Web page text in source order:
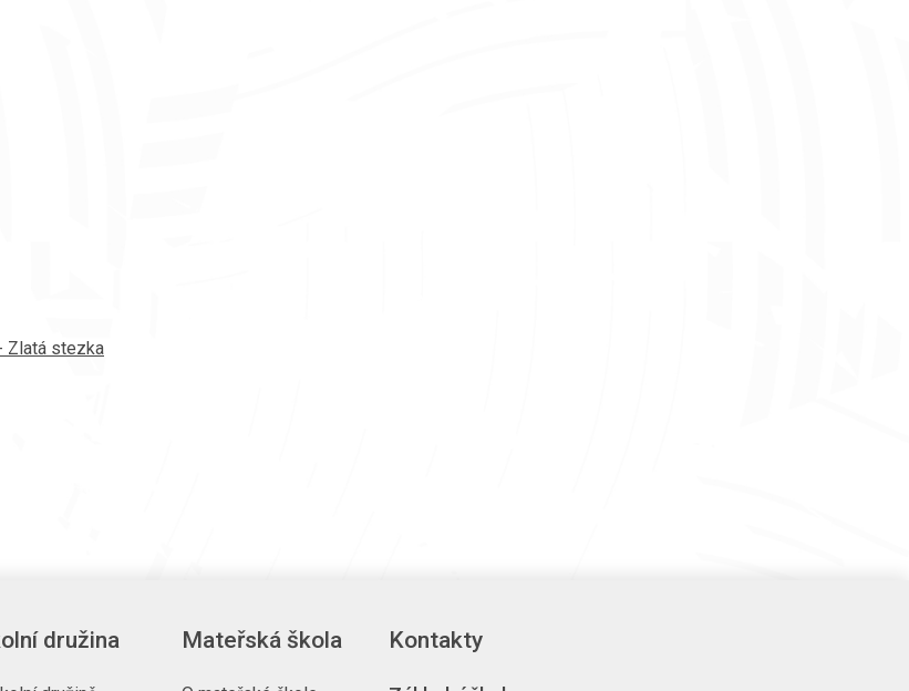
Zlatá stezka
družina Mateřská škola Kontakty